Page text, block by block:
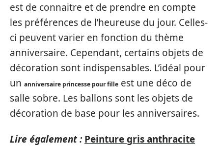
est de connaitre et de prendre en compte
les préférences de l’heureuse du jour. Celles-
ci peuvent varier en fonction du thème
anniversaire. Cependant, certains objets de
décoration sont indispensables. L’idéal pour
un anniversaire princesse pour fille est une déco de
salle sobre. Les ballons sont les objets de
décoration de base pour les anniversaires.
Lire également : Peinture gris anthracite